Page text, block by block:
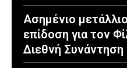
Ασημένιο
επίδοση για τον
Διεθνή